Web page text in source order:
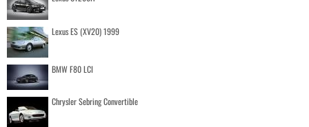
Lexus ES (XV20) 1999
BMW F80 LCI
Chrysler Sebring Convertible